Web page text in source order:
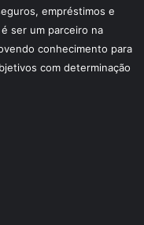
empréstimos e
ser um parceiro na
conhecimento para
com determinação